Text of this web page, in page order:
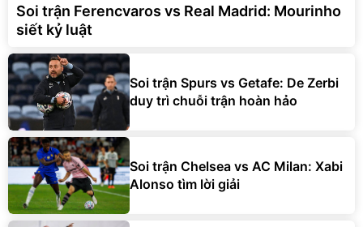
Soi trận Ferencvaros vs Real Madrid: Mourinho
siết kỷ luật
Soi trận Spurs vs Getafe: De Zerbi
duy trì chuỗi trận hoàn hảo
Soi trận Chelsea vs AC Milan: Xabi
Alonso tìm lời giải